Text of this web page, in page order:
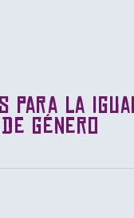
para la
género